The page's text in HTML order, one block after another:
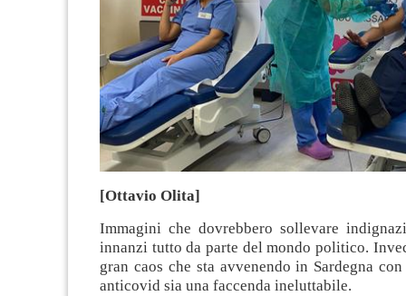
[Ottavio Olita]
Immagini che dovrebbero sollevare
innanzi tutto da parte del mondo politico.
gran caos che sta avvenendo in Sardegna
anticovid sia una faccenda ineluttabile.